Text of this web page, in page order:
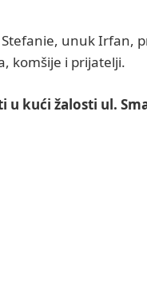
unuk Irfan,
komšije i prijatelji.
u kući žalosti ul.